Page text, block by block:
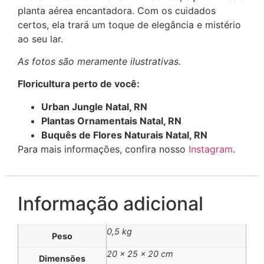
planta aérea encantadora. Com os cuidados
certos, ela trará um toque de elegância e mistério
ao seu lar.
As fotos são meramente ilustrativas.
Floricultura perto de você:
Urban Jungle Natal, RN
Plantas Ornamentais Natal, RN
Buquês de Flores Naturais Natal, RN
Para mais informações, confira nosso Instagram.
Informação adicional
Peso 0,5 kg
Dimensões 20 × 25 × 20 cm